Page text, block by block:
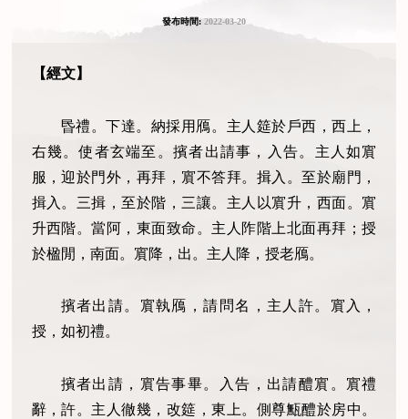
發布時間:2022-03-20
【經文】
昬禮。下達。納採用鴈。主人筵於戶西，西上，
右幾。使者玄端至。擯者出請事，入告。主人如賔
服，迎於門外，再拜，賔不答拜。揖入。至於廟門，
揖入。三揖，至於階，三讓。主人以賔升，西面。賔
升西階。當阿，東面致命。主人阼階上北面再拜；授
於楹閒，南面。賔降，出。主人降，授老鴈。
擯者出請。賔執鴈，請問名，主人許。賔入，
授，如初禮。
擯者出請，賔告事畢。入告，出請醴賔。賔禮
辭，許。主人徹幾，改筵，東上。側尊甒醴於房中。